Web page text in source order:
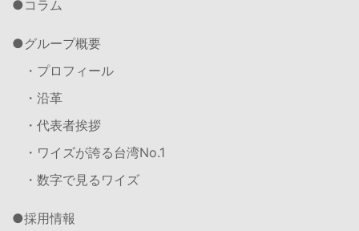
コラム
グループ概要
・プロフィール
・沿革
・代表者挨拶
・ワイズが誇る台湾No.1
・数字で見るワイズ
採用情報